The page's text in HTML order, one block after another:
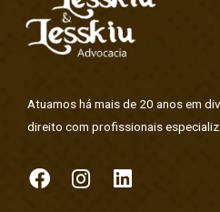
Atuamos há mais de 20 anos em
direito com profissionais